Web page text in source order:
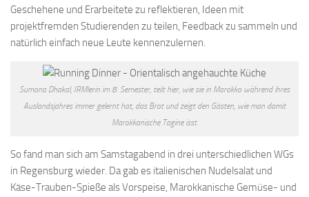
Geschehene und Erarbeitete zu reflektieren, Ideen mit
projektfremden Studierenden zu teilen, Feedback zu sammeln und
natürlich einfach neue Leute kennenzulernen.
Sumona Dhakal, IRMlerin im 8. Semester, teilt hier, wie sie in Marokko während ihres
Auslandsjahres immer gelernt hat, das Brot und zeigt den Gästen, wie man damit
Marokkanische Tagine isst.
So fand man sich am Samstagabend in drei unterschiedlichen WGs
in Regensburg wieder. Da gab es italienischen Nudelsalat und
Käse-Trauben-Spieße als Vorspeise, Marokkanische Gemüse- und